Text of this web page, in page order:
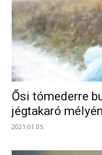
Ősi tómederre
jégtakaró mélyén
2021.01.05.